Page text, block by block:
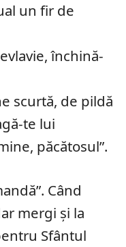
un fir de
închină-
scurtă, de pildă
te lui
păcătosul”.
Când
mergi și la
Sfântul